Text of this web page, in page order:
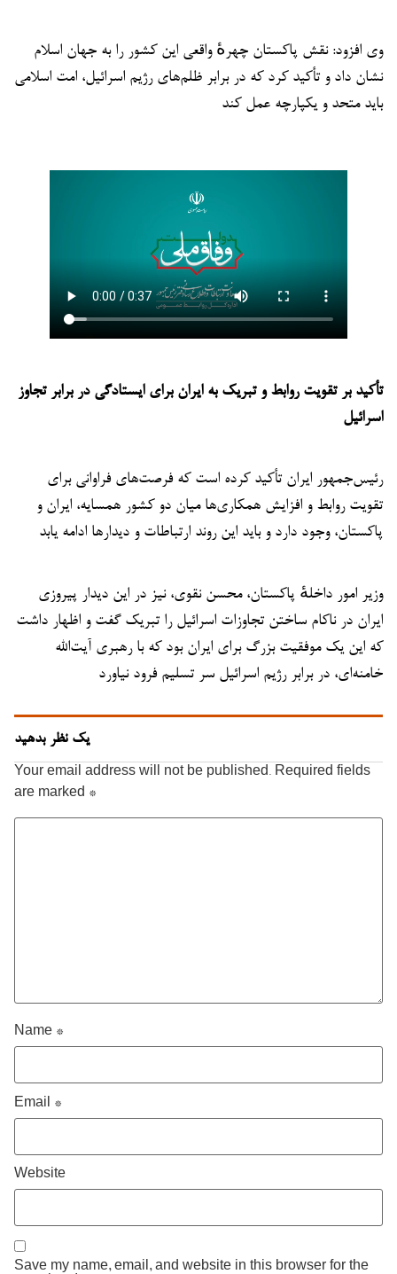
وی افزود: نقش پاکستان چهرهٔ واقعی این کشور را به جهان اسلام
نشان داد و تأکید کرد که در برابر ظلم‌های رژیم اسرائیل، امت اسلامی
باید متحد و یکپارچه عمل کند
تأکید بر تقویت روابط و تبریک به ایران برای ایستادگی در برابر تجاوز
اسرائیل
رئیس‌جمهور ایران تأکید کرده است که فرصت‌های فراوانی برای
تقویت روابط و افزایش همکاری‌ها میان دو کشور همسایه، ایران و
پاکستان، وجود دارد و باید این روند ارتباطات و دیدارها ادامه یابد
وزیر امور داخلهٔ پاکستان، محسن نقوی، نیز در این دیدار پیروزی
ایران در ناکام ساختن تجاوزات اسرائیل را تبریک گفت و اظهار داشت
که این یک موفقیت بزرگ برای ایران بود که با رهبری آیت‌الله
خامنه‌ای، در برابر رژیم اسرائیل سر تسلیم فرود نیاورد
یک نظر بدهید
Your email address will not be published. Required fields
are marked *
Name *
Email *
Website
Save my name, email, and website in this browser for the